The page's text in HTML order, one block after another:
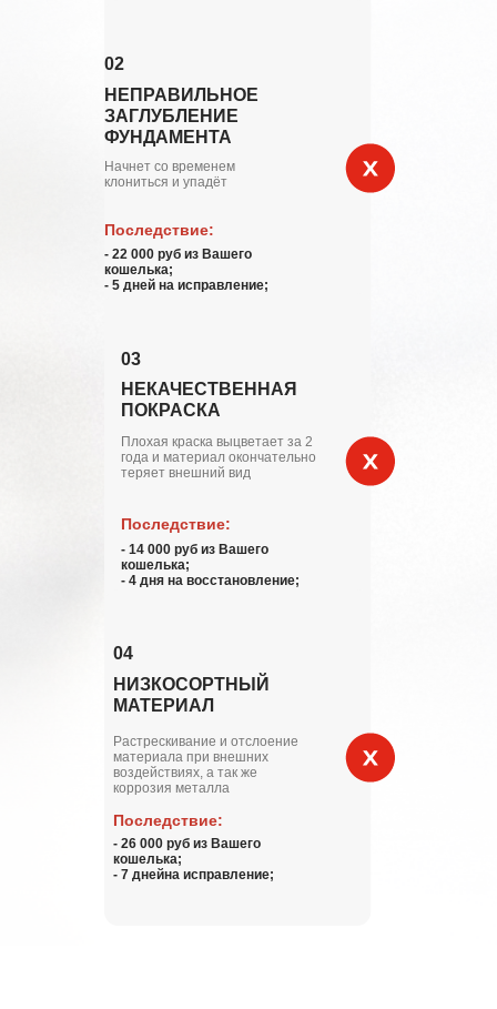
02
НЕПРАВИЛЬНОЕ
ЗАГЛУБЛЕНИЕ
ФУНДАМЕНТА
Начнет со временем
клониться и упадёт
Последствие:
- 22 000 руб из Вашего
кошелька;
- 5 дней на исправление;
03
НЕКАЧЕСТВЕННАЯ
ПОКРАСКА
Плохая краска выцветает за 2
года и материал окончательно
теряет внешний вид
Последствие:
- 14 000 руб из Вашего
кошелька;
- 4 дня на восстановление;
04
НИЗКОСОРТНЫЙ
МАТЕРИАЛ
Растрескивание и отслоение
материала при внешних
воздействиях, а так же
коррозия металла
Последствие:
- 26 000 руб из Вашего
кошелька;
- 7 днейна исправление;